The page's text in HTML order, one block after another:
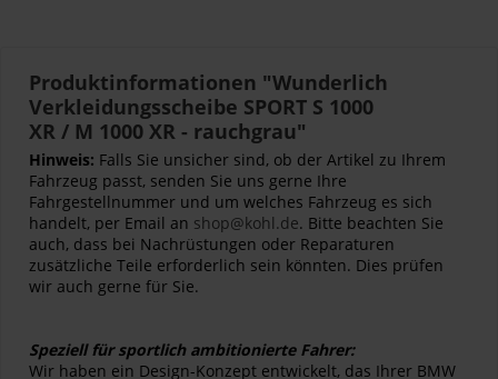
Produktinformationen "Wunderlich
Verkleidungsscheibe SPORT S 1000
XR / M 1000 XR - rauchgrau"
Hinweis: Falls Sie unsicher sind, ob der Artikel zu Ihrem
Fahrzeug passt, senden Sie uns gerne Ihre
Fahrgestellnummer und um welches Fahrzeug es sich
handelt, per Email an shop@kohl.de. Bitte beachten Sie
auch, dass bei Nachrüstungen oder Reparaturen
zusätzliche Teile erforderlich sein könnten. Dies prüfen
wir auch gerne für Sie.
Speziell für sportlich ambitionierte Fahrer:
Wir haben ein Design-Konzept entwickelt, das Ihrer BMW